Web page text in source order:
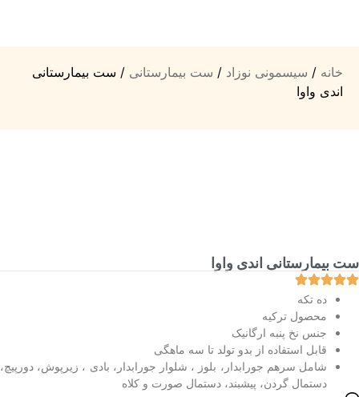
خانه / سیسمونی نوزاد / ست بیمارستانی / ست بیمارستانی
اندی واوا
ست بیمارستانی اندی واوا
ده تکه
محصول ترکیه
جنس نخ پنبه ارگانیک
قابل استفاده از بدو تولد تا سه ماهگی
شامل سرهم جورابدار، بلوز ، شلوار جورابدار، بادی ، زیرپوش، دورپیچ،
دستمال گردن، پیشبند، دستمال صورت و کلاه